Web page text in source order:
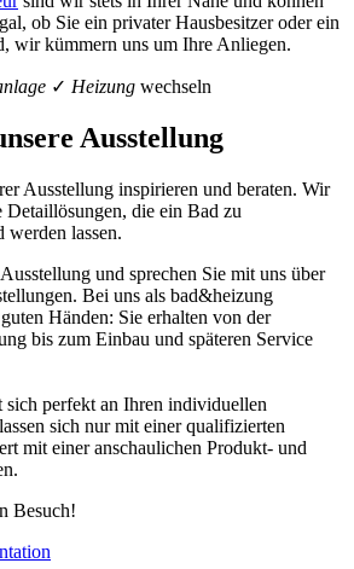
ob Sie ein privater Hausbesitzer oder ein
wir kümmern uns um Ihre Anliegen.
✓ Heizung wechseln
Ausstellung
Ausstellung inspirieren und beraten. Wir
Detaillösungen, die ein Bad zu
werden lassen.
und sprechen Sie mit uns über
Bei uns als bad&heizung
Händen: Sie erhalten von der
bis zum Einbau und späteren Service
sich perfekt an Ihren individuellen
sich nur mit einer qualifizierten
mit einer anschaulichen Produkt- und
Besuch!